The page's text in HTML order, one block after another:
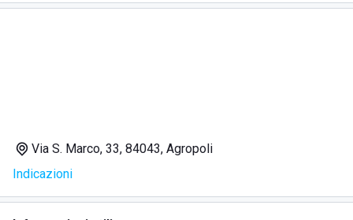
comfort e relax per una clientela eterogenea.
Docce calde
Mini club
Animazione
Via S. Marco, 33, 84043, Agropoli
Indicazioni